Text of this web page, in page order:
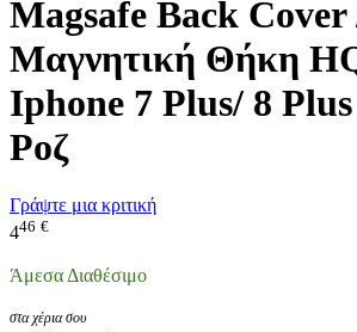
Magsafe Back Cover
Μαγνητική Θήκη
Iphone 7 Plus/ 8
Ροζ
Γράψτε μια κριτική
446 €
Άμεσα Διαθέσιμο
στα χέρια σου